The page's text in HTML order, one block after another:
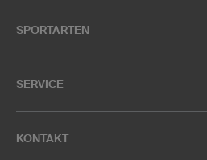
SPORTARTEN
SERVICE
KONTAKT